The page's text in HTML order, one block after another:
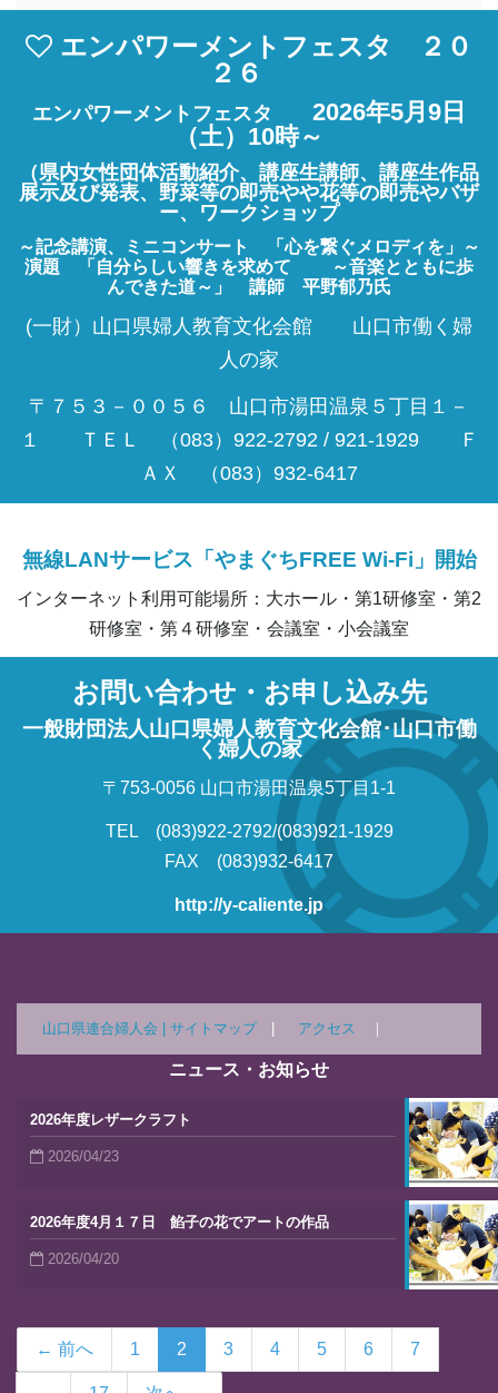
エンパワーメントフェスタ ２０
２６
エンパワーメントフェスタ 2026年5月9日
（土）10時～
（県内女性団体活動紹介、講座生講師、講座生作品
展示及び発表、野菜等の即売やや花等の即売やバザ
ー、ワークショップ
～記念講演、ミニコンサート 「心を繋ぐメロディを」～
演題 「自分らしい響きを求めて ～音楽とともに歩
んできた道～」 講師 平野郁乃氏
(一財）山口県婦人教育文化会館 山口市働く婦
人の家
〒７５３－００５６ 山口市湯田温泉５丁目１－
１ ＴＥＬ （083）922-2792 / 921-1929 Ｆ
ＡＸ （083）932-6417
無線LANサービス「やまぐちFREE Wi-Fi」開始
インターネット利用可能場所：大ホール・第1研修室・第2
研修室・第４研修室・会議室・小会議室
お問い合わせ・お申し込み先
一般財団法人山口県婦人教育文化会館･山口市働
く婦人の家
〒753-0056 山口市湯田温泉5丁目1-1
TEL (083)922-2792/(083)921-1929
FAX (083)932-6417
http://y-caliente.jp
山口県連合婦人会 | サイトマップ| アクセス
ニュース・お知らせ
2026年度レザークラフト
2026/04/23
2026年度4月１７日 餡子の花でアートの作品
2026/04/20
← 前へ 1 2 3 4 5 6 7